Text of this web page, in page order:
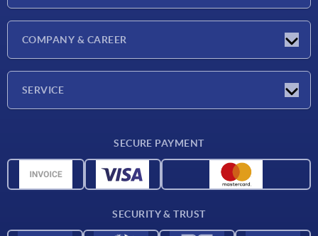
Press Reports
COMPANY & CAREER
SERVICE
Material overview
SECURE PAYMENT
SECURITY & TRUST